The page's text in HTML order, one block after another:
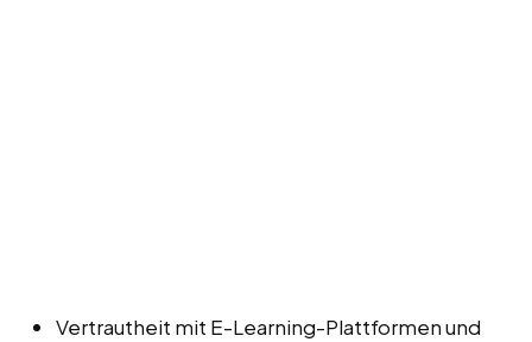
Vertrautheit mit E-Learning-Plattformen und